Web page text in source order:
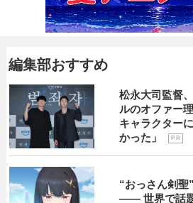
編集部おすすめ
松永大司監督
ルのオファー
キャラクター
かった」
P R
“おっさん剣聖
―― 世界で話